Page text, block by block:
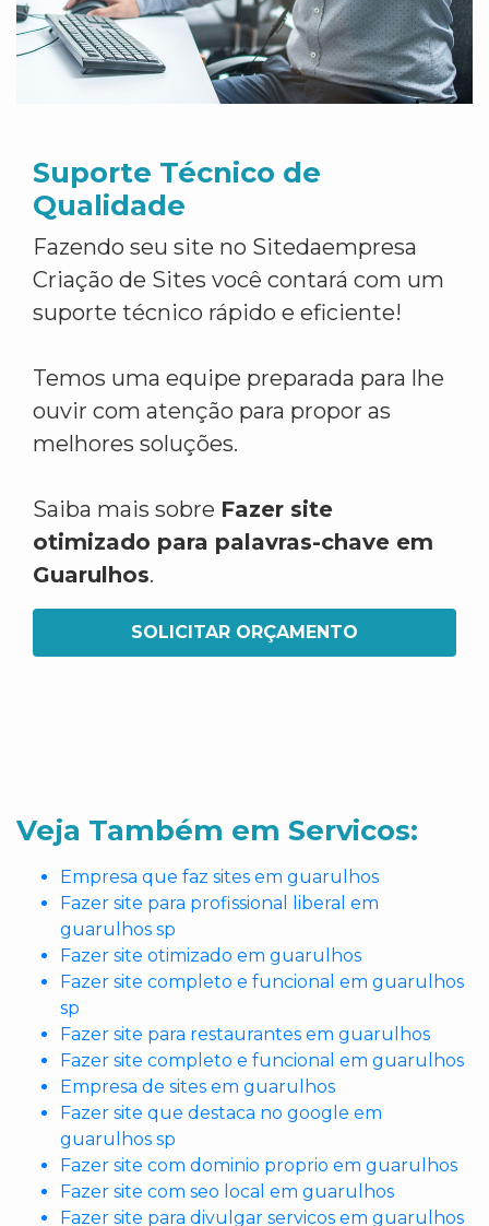
Suporte Técnico de
Qualidade
Fazendo seu site no Sitedaempresa
Criação de Sites você contará com um
suporte técnico rápido e eficiente!
Temos uma equipe preparada para lhe
ouvir com atenção para propor as
melhores soluções.
Saiba mais sobre Fazer site
otimizado para palavras-chave em
Guarulhos.
SOLICITAR ORÇAMENTO
Veja Também em Servicos:
Empresa que faz sites em guarulhos
Fazer site para profissional liberal em
guarulhos sp
Fazer site otimizado em guarulhos
Fazer site completo e funcional em guarulhos
sp
Fazer site para restaurantes em guarulhos
Fazer site completo e funcional em guarulhos
Empresa de sites em guarulhos
Fazer site que destaca no google em
guarulhos sp
Fazer site com dominio proprio em guarulhos
Fazer site com seo local em guarulhos
Fazer site para divulgar servicos em guarulhos